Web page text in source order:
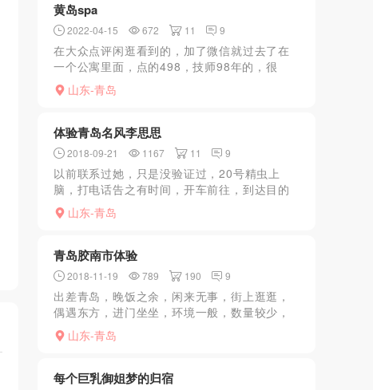
黄岛spa
2022-04-15 672 11 9
在大众点评闲逛看到的，加了微信就过去了在
一个公寓里面，点的498，技师98年的，很
骚，先脱衣服技师给洗下，按后背，然后就开
始舔你，翻身正面就开始舔你，会问你要不要
山东-青岛
体验青岛名风李思思
2018-09-21 1167 11 9
以前联系过她，只是没验证过，20号精虫上
脑，打电话告之有时间，开车前往，到达目的
谈好价格，脱衣开干，除了不让抠意外基本都
让弄，manyou，KJ还有manyou，MM还跳了
山东-青岛
青岛胶南市体验
2018-11-19 789 190 9
出差青岛，晚饭之余，闲来无事，街上逛逛，
偶遇东方，进门坐坐，环境一般，数量较少，
资质平平，价格稍贵，服务一般，没有大活，
纯属发泄，下凑字数。出差青岛，晚饭之余，
山东-青岛
每个巨乳御姐梦的归宿